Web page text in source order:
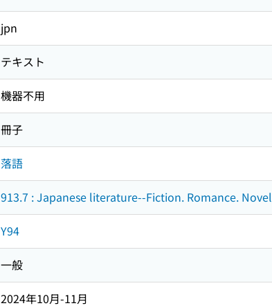
jpn
テキスト
機器不用
冊子
落語
913.7 : Japanese literature--Fiction. Romance. Novel
Y94
一般
2024年10月-11月